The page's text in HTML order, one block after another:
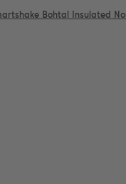
Bohtal Insulated